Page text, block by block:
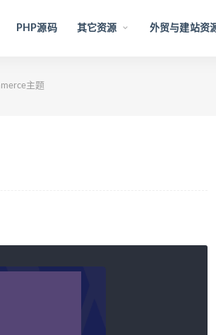
PHP源码 其它资源 外贸与建站资
主题